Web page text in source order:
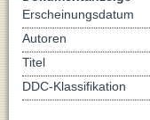
Erscheinungsdatum
Autoren
Titel
DDC-Klassifikation